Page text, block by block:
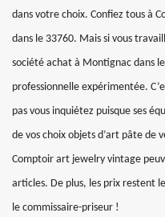
dans votre choix. Confiez tous à
dans le 33760. Mais si vous
société achat à Montignac dans
professionnelle expérimentée.
pas vous inquiétez puisque ses
de vos choix objets d’art pâte de
Comptoir art jewelry vintage
articles. De plus, les prix restent
le commissaire-priseur !